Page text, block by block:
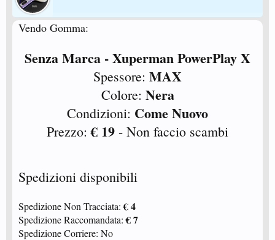
Vendo Gomma:
Senza Marca - Xuperman PowerPlay X
Spessore: MAX
Colore: Nera
Condizioni: Come Nuovo
Prezzo:€ 19 - Non faccio scambi
Spedizioni disponibili
Spedizione Non Tracciata:€ 4
Spedizione Raccomandata:€ 7
Spedizione Corriere: No